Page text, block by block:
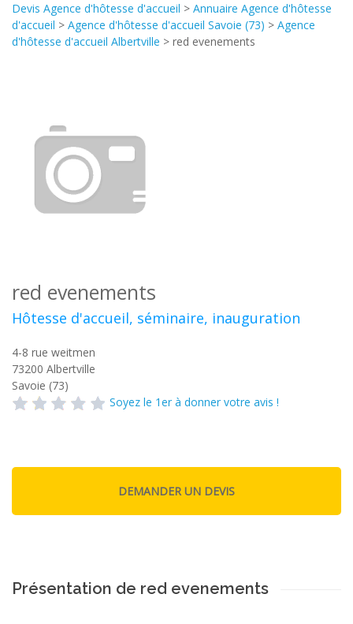
Devis Agence d'hôtesse d'accueil > Annuaire Agence d'hôtesse
d'accueil > Agence d'hôtesse d'accueil Savoie (73) > Agence
d'hôtesse d'accueil Albertville > red evenements
red evenements
Hôtesse d'accueil, séminaire, inauguration
4-8 rue weitmen
73200 Albertville
Savoie (73)
Soyez le 1er à donner votre avis !
Présentation de red evenements